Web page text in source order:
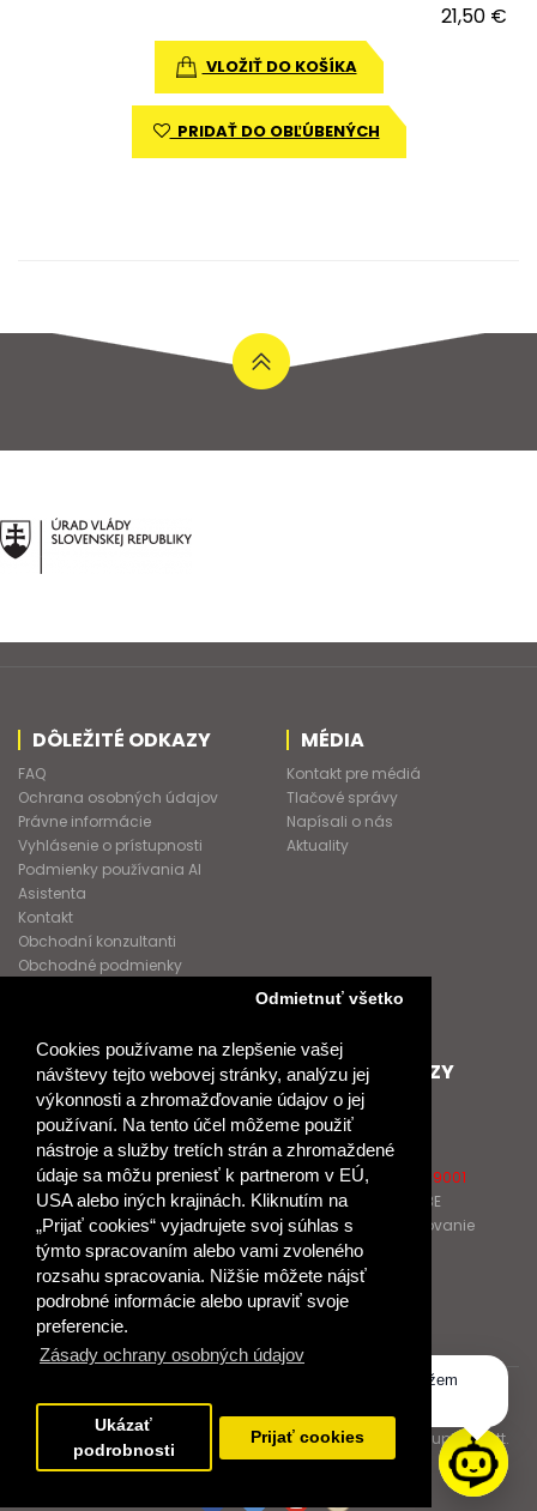
Cookies používame na zlepšenie vašej
návštevy tejto webovej stránky, analýzu jej
výkonnosti a zhromažďovanie údajov o jej
používaní. Na tento účel môžeme použiť
nástroje a služby tretích strán a zhromaždené
údaje sa môžu preniesť k partnerom v EÚ,
USA alebo iných krajinách. Kliknutím na
„Prijať cookies“ vyjadrujete svoj súhlas s
týmto spracovaním alebo vami zvoleného
rozsahu spracovania. Nižšie môžete nájsť
podrobné informácie alebo upraviť svoje
preferencie.
Zásady ochrany osobných údajov
Odmietnuť všetko
Ukázať
podrobnosti
Prijať cookies
21,50 €
VLOŽIŤ DO KOŠÍKA
PRIDAŤ DO OBĽÚBENÝCH
DÔLEŽITÉ ODKAZY
FAQ
Ochrana osobných údajov
Právne informácie
Vyhlásenie o prístupnosti
Podmienky používania AI
Asistenta
Kontakt
Obchodní konzultanti
Obchodné podmienky
MÉDIA
Kontakt pre médiá
Tlačové správy
Napísali o nás
Aktuality
SPOLUPRACUJEME
Podporujeme
Naše projekty
Spolupracujeme
Pošlite nám správu
ĎALŠIE ODKAZY
O Raabe
O Klett
Naši autori
Certifikát kvality ISO 9001
Klientska zóna RAABE
Katalógy na prelistovanie
NÁKUP
Odstúpiť od zmluvy
© 2017 Dr. Josef Raabe Slovensko, s.r.o.
Dr. Josef Raabe Slovensko, s.r.o., člen medzinárodnej skupiny Klett.
Spoločne ku kvalitnému vzdelávaniu.
Dobrý deň, ako vám môžem